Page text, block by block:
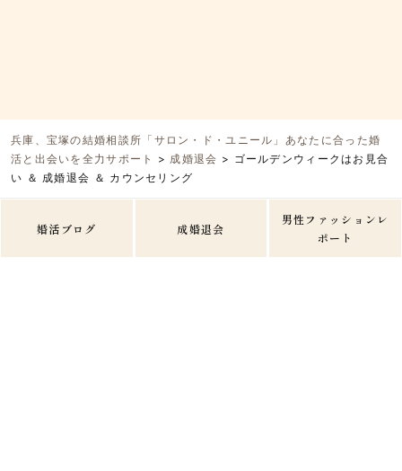
兵庫、宝塚の結婚相談所「サロン・ド・ユニール」あなたに合った婚
活と出会いを全力サポート
> 成婚退会 > ゴールデンウィークはお見合
い ＆ 成婚退会 ＆ カウンセリング
婚活ブログ 成婚退会
男性ファッションレ
ポート